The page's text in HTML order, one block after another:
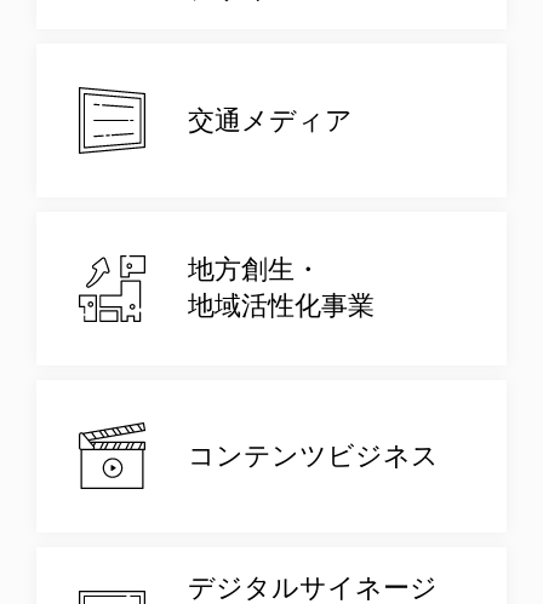
交通メディア
地方創生・
地域活性化事業
コンテンツビジネス
デジタルサイネージ